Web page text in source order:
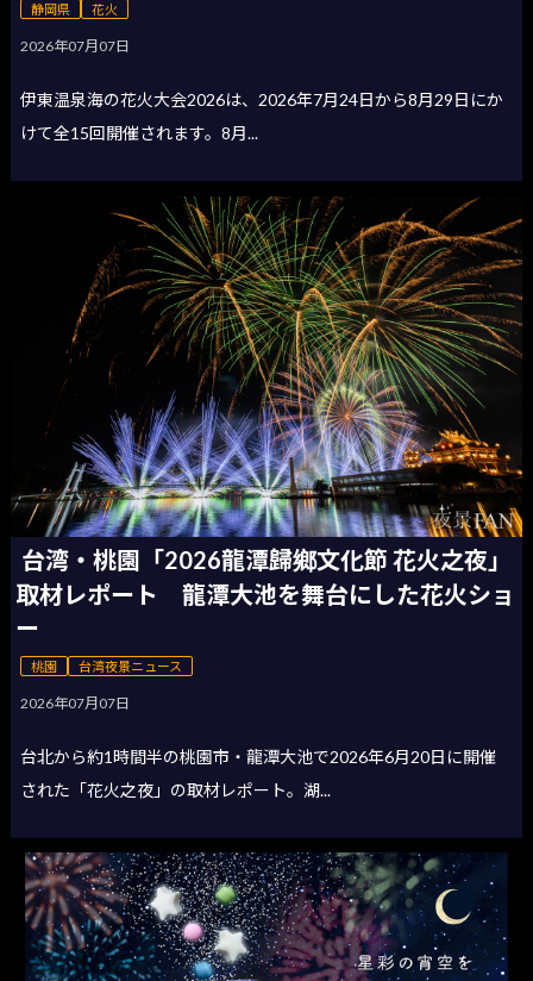
静岡県 花火
2026年07月07日
伊東温泉海の花火大会2026は、2026年7月24日から8月29日にか
けて全15回開催されます。8月...
台湾・桃園「2026龍潭歸鄉文化節 花火之夜」
取材レポート 龍潭大池を舞台にした花火ショ
ー
桃園 台湾夜景ニュース
2026年07月07日
台北から約1時間半の桃園市・龍潭大池で2026年6月20日に開催
された「花火之夜」の取材レポート。湖...